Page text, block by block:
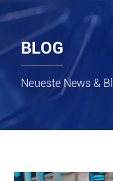
BLOG
Neueste News &